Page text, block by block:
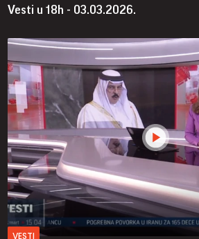
Vesti u 18h - 03.03.2026.
VESTI